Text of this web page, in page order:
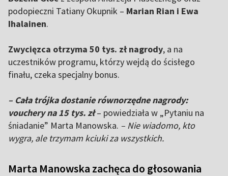
podopieczni Tatiany Okupnik – Marian Rian i Ewa
Ihalainen.
Zwycięzca otrzyma 50 tys. zł nagrody, a na
uczestników programu, którzy wejdą do ścisłego
finału, czeka specjalny bonus.
– Cała trójka dostanie równorzędne nagrody:
vouchery na 15 tys. zł– powiedziała w „Pytaniu na
śniadanie” Marta Manowska. – Nie wiadomo, kto
wygra, ale trzymam kciuki za wszystkich.
Marta Manowska zachęca do głosowania